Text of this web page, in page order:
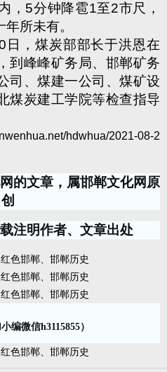
， 5分钟降雹1至2市尺，
所未有。
日，煤炭部部长于洪恩在
到峰峰矿务局、邯郸矿务
司、煤建一公司、煤矿设
煤炭建工学院等检查指导
hdwhua/2021-08-2
的文章，属邯郸文化网原
创
注明作者、文章出处
编微信h3115855）